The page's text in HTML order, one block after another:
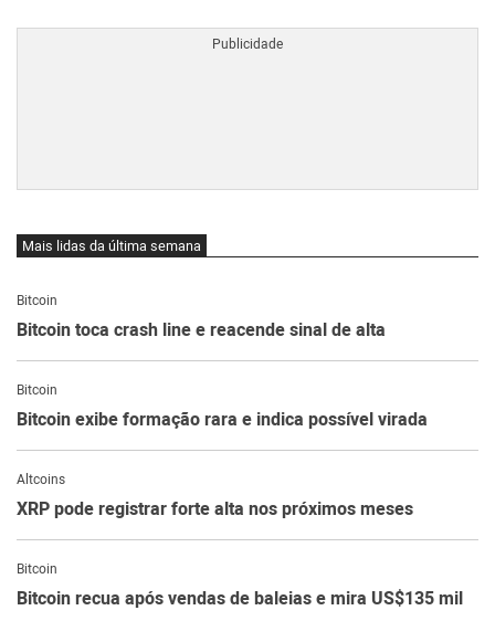
Mais lidas da última semana
Bitcoin
Bitcoin toca crash line e reacende sinal de alta
Bitcoin
Bitcoin exibe formação rara e indica possível virada
Altcoins
XRP pode registrar forte alta nos próximos meses
Bitcoin
Bitcoin recua após vendas de baleias e mira US$135 mil